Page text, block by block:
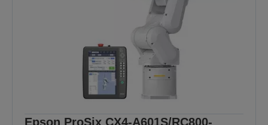
Epson ProSix CX4-A601S/RC800-